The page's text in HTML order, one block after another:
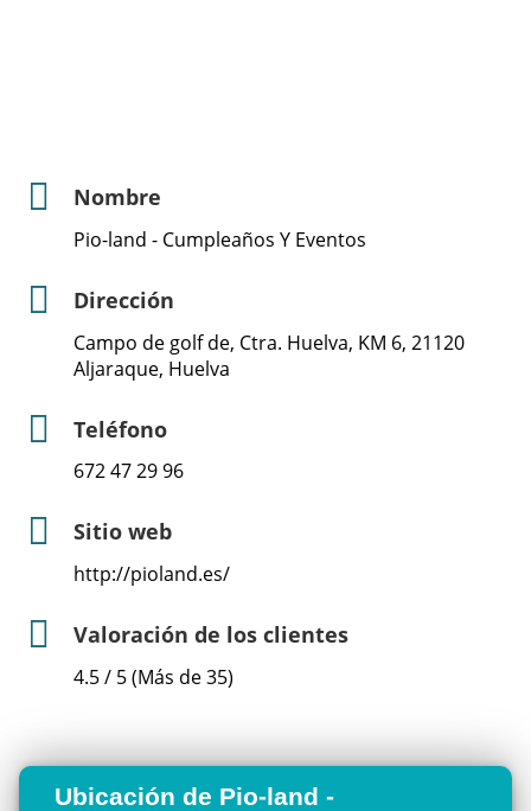
Nombre
Pio-land - Cumpleaños Y Eventos
Dirección
Campo de golf de, Ctra. Huelva, KM 6, 21120
Aljaraque, Huelva
Teléfono
672 47 29 96
Sitio web
http://pioland.es/
Valoración de los clientes
4.5 / 5 (Más de 35)
Ubicación de Pio-land -